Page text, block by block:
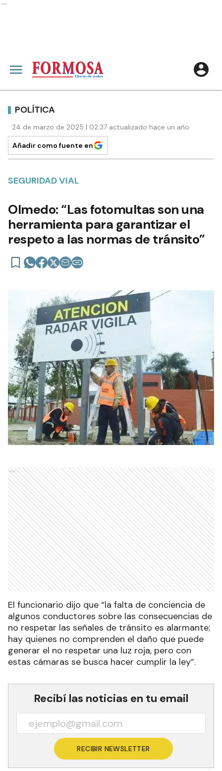
Ads
POLÍTICA
24 de marzo de 2025 | 02:37 actualizado hace un año
Añadir como fuente en
SEGURIDAD VIAL
Olmedo: “Las fotomultas son una
herramienta para garantizar el
respeto a las normas de tránsito”
Ads
El funcionario dijo que “la falta de conciencia de
algunos conductores sobre las consecuencias de
no respetar las señales de tránsito es alarmante;
hay quienes no comprenden el daño que puede
generar el no respetar una luz roja, pero con
estas cámaras se busca hacer cumplir la ley”.
Recibí las noticias en tu email
RECIBIR NEWSLETTER